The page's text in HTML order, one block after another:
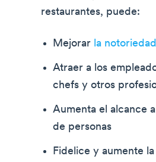
restaurantes, puede:
Mejorar la
Atraer a los
chefs y otros
Aumenta el alcance
de personas
Fidelice y aumente